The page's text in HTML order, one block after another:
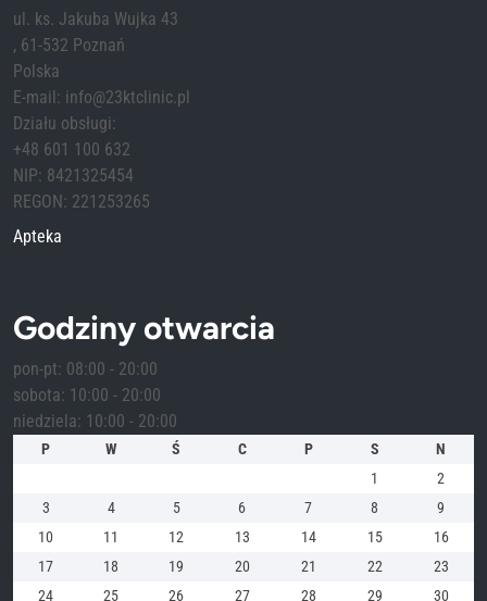
ul. ks. Jakuba Wujka 43
, 61-532 Poznań
Polska
E-mail: info@23ktclinic.pl
Działu obsługi:
+48 601 100 632
NIP: 8421325454
REGON: 221253265
Apteka
Godziny otwarcia
pon-pt: 08:00 - 20:00
sobota: 10:00 - 20:00
niedziela: 10:00 - 20:00
P W Ś C P S
N
1
2
3
4 5 6 7 8
9
10
11 12 13 14 15
16
17
18 19 20 21 22
23
24
25 26 27 28 29 30